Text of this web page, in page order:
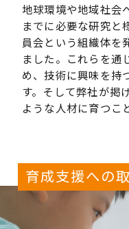
地球環境や地域社会
までに必要な研究と
員会という組織体を
ました。これらを通
め、技術に興味を持
す。そして弊社が掲
ような人材に育つこ
育成支援への